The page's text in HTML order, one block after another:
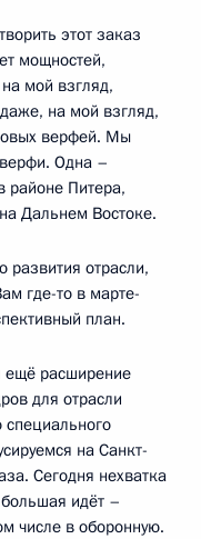
этот заказ
мощностей,
на мой взгляд,
на мой взгляд,
верфей. Мы
Одна –
районе Питера,
Дальнем Востоке.
развития отрасли,
где-то в марте-
план.
ещё расширение
для отрасли
специального
на Санкт-
Сегодня нехватка
идёт –
числе в оборонную.